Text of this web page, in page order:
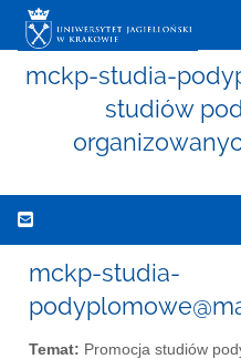
mckp-studia-
studiów
mckp-studia-
Temat: Promocja studiów